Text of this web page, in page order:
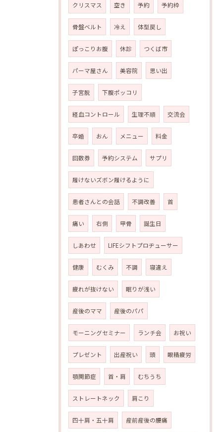
クリスマス 空き 予約 予約枠
骨盤ベルト 冷え 体型戻し
ぽっこりお腹 休診 つくば市
パーマ屋さん 美容院 思い出
子宮脱 下腹ポッコリ
経血コントロール 生理不順 交流会
卒婚 おん メニュー 料金
回数券 予約システム サプリ
履けないズボン履けるように
患者さんとの会話 不調改善 首
痛い 右側 甲骨 誕生日
しあわせ LIFEシフトプロヂューサー
健康 むくみ 不調 寝違え
疲れが抜けない 眠りが浅い
産後のママ 産後のパパ
モーニングセミナー ランチ会 お祝い
プレゼント 出産祝い 頭 眼精疲労
顎関節症 首・肩 むちうち
ストレートネック 肩こり
四十肩・五十肩 産前産後の腰痛